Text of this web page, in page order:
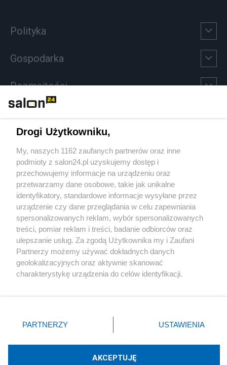
Polityka
Gospodarka
Rozmaitości
Sport
Społeczeństwo
Kultura
X Facebook Instagram Youtube
Drogi Użytkowniku,
My, naszych 1162 zaufanych partnerów oraz inne
podmioty z salon24.pl uzyskujemy dostęp i
przechowujemy informacje na urządzeniu oraz
przetwarzamy dane osobowe, takie jak unikalne
identyfikatory, standardowe informacje wysyłane przez
urządzenie czy dane przeglądania w celu zapewniania
spersonalizowanych reklam, wybór spersonalizowanych
treści, pomiar reklam i treści, badanie odbiorców oraz
ulepszanie usług. Za zgodą Użytkownika my i Zaufani
Partnerzy możemy używać dokładnych danych
geolokalizacyjnych oraz aktywnie skanować
charakterystykę urządzenia do celów identyfikacji.
zmienić/wycofać klikając przycisk ustawień prywatności
znajdujący się w lewym dolnym rogu strony
rodzaje przetwarzania danych nie wymagają zgody
użytkownika, ale masz prawo sprzeciwić się takiemu
PARTNERZY USTAWIENIA
AKCEPTUJĘ